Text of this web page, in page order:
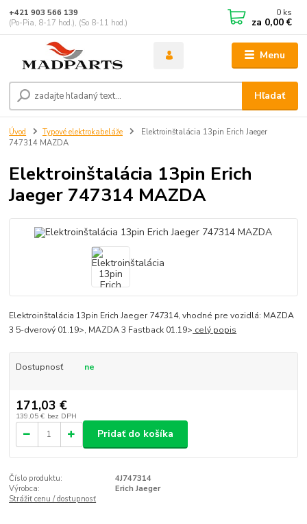
Menu
Hľadať
+421 903 566 139
(Po-Pia, 8-17 hod.), (So 8-11 hod.)
0 ks
za 0,00 €
Úvod Typové elektrokabeláže
Elektroinštalácia 13pin Erich Jaeger
747314 MAZDA
Elektroinštalácia 13pin Erich
Jaeger 747314 MAZDA
Elektroinštalácia 13pin Erich Jaeger 747314, vhodné pre vozidlá: MAZDA
3 5-dverový 01.19>, MAZDA 3 Fastback 01.19> celý popis
Dostupnosť ne
171,03 €
139,05 € bez DPH
Pridať do košíka
Číslo produktu:
4J747314
Výrobca:
Erich Jaeger
Strážiť cenu / dostupnosť